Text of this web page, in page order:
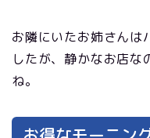
お隣にいたお姉さんは
したが、静かなお店な
ね。